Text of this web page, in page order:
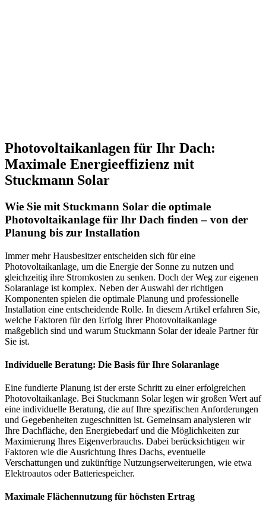
Photovoltaikanlagen für Ihr Dach:
Maximale Energieeffizienz mit
Stuckmann Solar
Wie Sie mit Stuckmann Solar die optimale
Photovoltaikanlage für Ihr Dach finden – von der
Planung bis zur Installation
Immer mehr Hausbesitzer entscheiden sich für eine
Photovoltaikanlage, um die Energie der Sonne zu nutzen und
gleichzeitig ihre Stromkosten zu senken. Doch der Weg zur eigenen
Solaranlage ist komplex. Neben der Auswahl der richtigen
Komponenten spielen die optimale Planung und professionelle
Installation eine entscheidende Rolle. In diesem Artikel erfahren Sie,
welche Faktoren für den Erfolg Ihrer Photovoltaikanlage
maßgeblich sind und warum Stuckmann Solar der ideale Partner für
Sie ist.
Individuelle Beratung: Die Basis für Ihre Solaranlage
Eine fundierte Planung ist der erste Schritt zu einer erfolgreichen
Photovoltaikanlage. Bei Stuckmann Solar legen wir großen Wert auf
eine individuelle Beratung, die auf Ihre spezifischen Anforderungen
und Gegebenheiten zugeschnitten ist. Gemeinsam analysieren wir
Ihre Dachfläche, den Energiebedarf und die Möglichkeiten zur
Maximierung Ihres Eigenverbrauchs. Dabei berücksichtigen wir
Faktoren wie die Ausrichtung Ihres Dachs, eventuelle
Verschattungen und zukünftige Nutzungserweiterungen, wie etwa
Elektroautos oder Batteriespeicher.
Maximale Flächennutzung für höchsten Ertrag